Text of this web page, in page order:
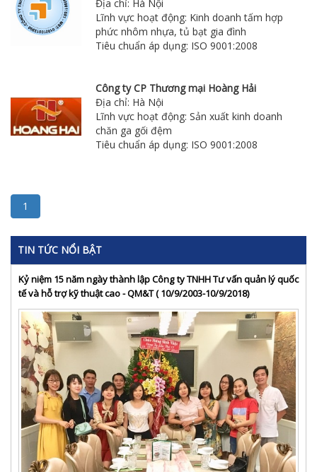
Địa chỉ: Hà Nội
Lĩnh vực hoạt động: Kinh doanh tấm hợp
phức nhôm nhựa, tủ bạt gia đình
Tiêu chuẩn áp dụng: ISO 9001:2008
Công ty CP Thương mại Hoàng Hải
Địa chỉ: Hà Nội
Lĩnh vực hoạt động: Sản xuất kinh doanh
chăn ga gối đệm
Tiêu chuẩn áp dụng: ISO 9001:2008
1
TIN TỨC NỔI BẬT
Kỷ niệm 15 năm ngày thành lập Công ty TNHH Tư vấn quản lý quốc
tế và hỗ trợ kỹ thuật cao - QM&T ( 10/9/2003-10/9/2018)